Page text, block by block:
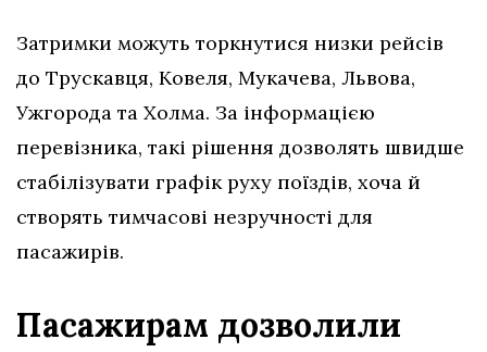
Затримки можуть торкнутися низки рейсів
до Трускавця, Ковеля, Мукачева, Львова,
Ужгорода та Холма. За інформацією
перевізника, такі рішення дозволять швидше
стабілізувати графік руху поїздів, хоча й
створять тимчасові незручності для
пасажирів.
Пасажирам дозволили